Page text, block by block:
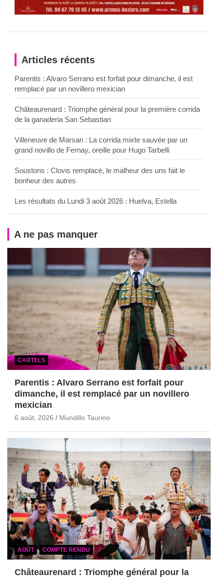
Articles récents
Parentis : Alvaro Serrano est forfait pour dimanche, il est
remplacé par un novillero mexician
Châteaurenard : Triomphe général pour la première corrida
de la ganaderia San Sebastian
Villeneuve de Marsan : La corrida mixte sauvée par un
grand novillo de Fernay, oreille pour Hugo Tarbelli
Soustons : Clovis remplacé, le malheur des uns fait le
bonheur des autres
Les résultats du Lundi 3 août 2026 : Huelva, Estella
A ne pas manquer
CARTELS
Parentis : Alvaro Serrano est forfait pour
dimanche, il est remplacé par un novillero
mexician
6 août, 2026 Mundillo Taurino
AOÛT COMPTE RENDU
Châteaurenard : Triomphe général pour la